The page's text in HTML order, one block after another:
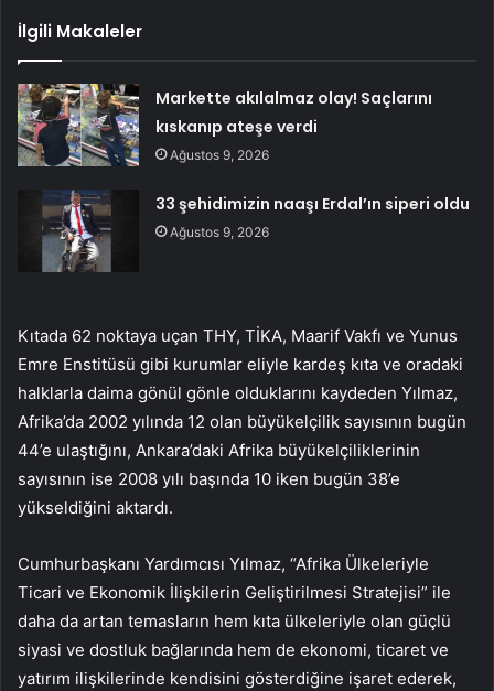
İlgili Makaleler
Markette akılalmaz olay! Saçlarını
kıskanıp ateşe verdi
Ağustos 9, 2026
33 şehidimizin naaşı Erdal’ın siperi oldu
Ağustos 9, 2026
Kıtada 62 noktaya uçan THY, TİKA, Maarif Vakfı ve Yunus
Emre Enstitüsü gibi kurumlar eliyle kardeş kıta ve oradaki
halklarla daima gönül gönle olduklarını kaydeden Yılmaz,
Afrika’da 2002 yılında 12 olan büyükelçilik sayısının bugün
44’e ulaştığını, Ankara’daki Afrika büyükelçiliklerinin
sayısının ise 2008 yılı başında 10 iken bugün 38’e
yükseldiğini aktardı.
Cumhurbaşkanı Yardımcısı Yılmaz, “Afrika Ülkeleriyle
Ticari ve Ekonomik İlişkilerin Geliştirilmesi Stratejisi” ile
daha da artan temasların hem kıta ülkeleriyle olan güçlü
siyasi ve dostluk bağlarında hem de ekonomi, ticaret ve
yatırım ilişkilerinde kendisini gösterdiğine işaret ederek,